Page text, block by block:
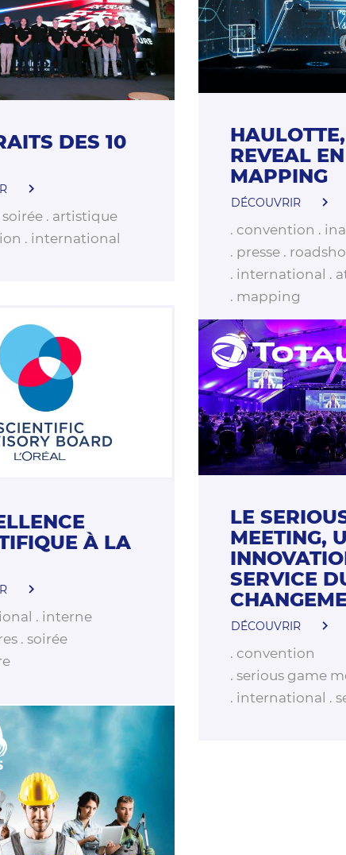
DES 10
soirée
artistique
international
REVEAL EN
MAPPING
DÉCOUVRIR
convention
presse
international
mapping
À LA
interne
soirée
LE
MEETING,
SERVICE
DÉCOUVRIR
convention
serious game
international